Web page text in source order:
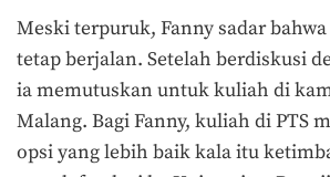
Meski terpuruk, Fanny sadar
tetap berjalan. Setelah berdiskusi
ia memutuskan untuk kuliah di
Malang. Bagi Fanny, kuliah di PTS
opsi yang lebih baik kala itu